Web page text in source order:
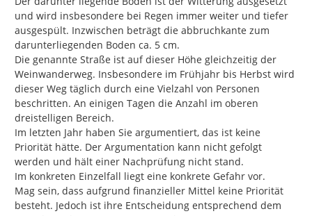
und wird insbesondere bei Regen immer weiter und tiefer
ausgespült. Inzwischen beträgt die abbruchkante zum
darunterliegenden Boden ca. 5 cm.
Die genannte Straße ist auf dieser Höhe gleichzeitig der
Weinwanderweg. Insbesondere im Frühjahr bis Herbst wird
dieser Weg täglich durch eine Vielzahl von Personen
beschritten. An einigen Tagen die Anzahl im oberen
dreistelligen Bereich.
Im letzten Jahr haben Sie argumentiert, das ist keine
Priorität hätte. Der Argumentation kann nicht gefolgt
werden und hält einer Nachprüfung nicht stand.
Im konkreten Einzelfall liegt eine konkrete Gefahr vor.
Mag sein, dass aufgrund finanzieller Mittel keine Priorität
besteht. Jedoch ist ihre Entscheidung entsprechend dem